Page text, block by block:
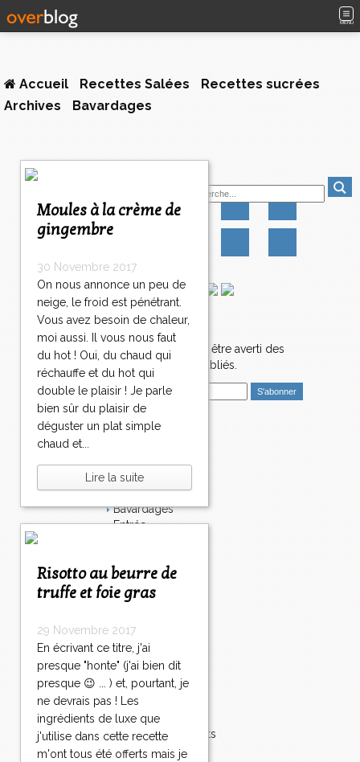
MENU
Accueil Recettes Salées
Recettes sucrées
Archives
Bavardages
Moules à la crème de
gingembre
30 Novembre 2017
On nous annonce un peu de
neige, le froid est pénétrant.
Vous avez besoin de chaleur,
moi aussi. Il vous nous faut
du hot ! Oui, du chaud qui
réchauffe et du hot qui
double le plaisir ! Je parle
bien sûr du plaisir de
déguster un plat simple
chaud et...
Lire la suite
Risotto au beurre de
truffe et foie gras
29 Novembre 2017
En écrivant ce titre, j'ai
presque "honte" (j'ai bien dit
presque 😉 ... ) et, pourtant, je
ne devrais pas ! Les
ingrédients de luxe que
j'utilise dans cette recette
m'ont tous été offerts mais je
Newsletter
Abonnez-vous pour être averti des
nouveaux articles publiés.
E
m
i
Catégories
Dessert
Plat
Bavardages
Entrée
Apéritif
Fromage
Italie
Tarte
Épices
Fruits
Soupe
Fêtes
Poisson
Accompagnements
Champignons
2